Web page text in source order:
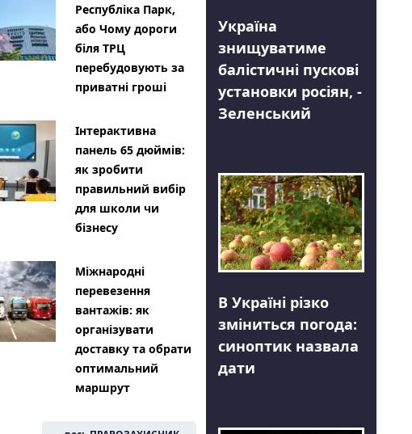
Республіка Парк,
або Чому дороги
біля ТРЦ
перебудовують за
приватні гроші
Інтерактивна
панель 65 дюймів:
як зробити
правильний вибір
для школи чи
бізнесу
Міжнародні
перевезення
вантажів: як
організувати
доставку та обрати
оптимальний
маршрут
Україна
знищуватиме
балістичні пускові
установки росіян, -
Зеленський
В Україні різко
зміниться погода:
синоптик назвала
дати